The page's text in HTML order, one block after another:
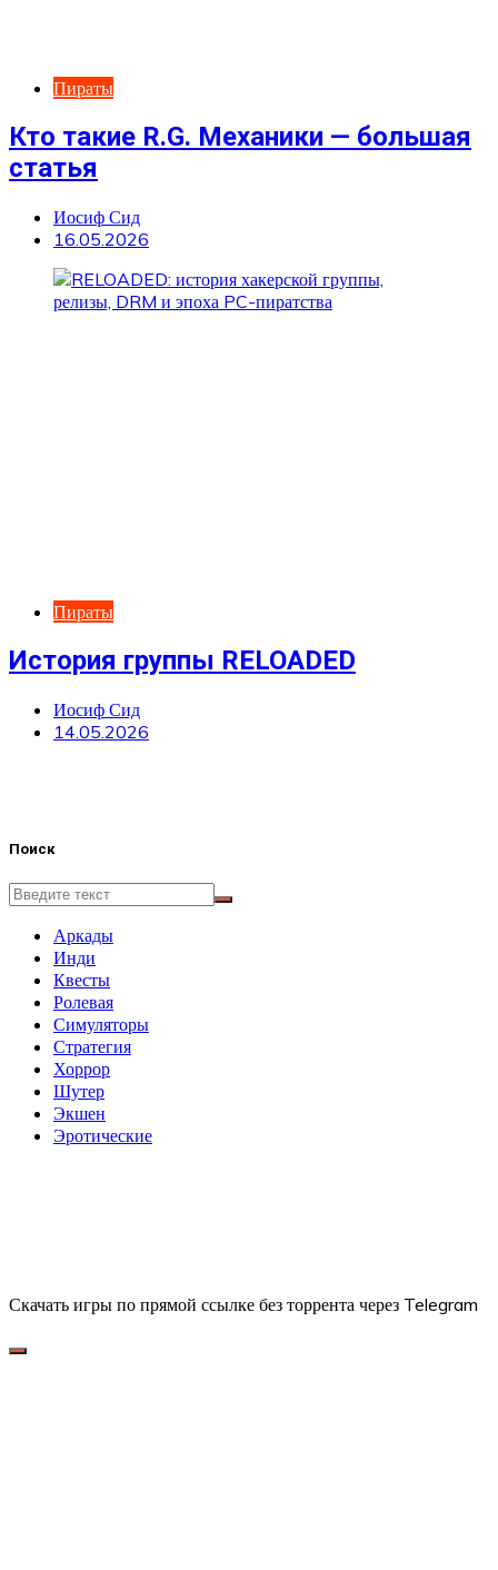
Пираты
Кто такие R.G. Механики — большая
статья
Иосиф Сид
16.05.2026
Пираты
История группы RELOADED
Иосиф Сид
14.05.2026
Поиск
Аркады
Инди
Квесты
Ролевая
Симуляторы
Стратегия
Хоррор
Шутер
Экшен
Эротические
Скачать игры по прямой ссылке без торрента через Telegram